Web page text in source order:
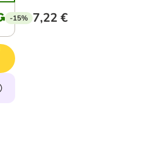
-15% 7,22 €